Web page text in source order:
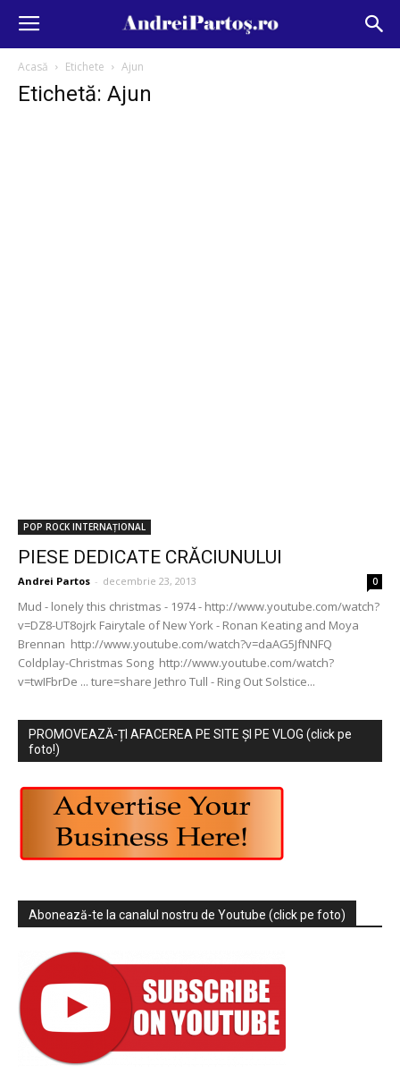
Acasă Etichete Ajun
Etichetă: Ajun
POP ROCK INTERNAȚIONAL
PIESE DEDICATE CRĂCIUNULUI
Andrei Partos - decembrie 23, 2013 0
Mud - lonely this christmas - 1974 - http://www.youtube.com/watch?
v=DZ8-UT8ojrk Fairytale of New York - Ronan Keating and Moya
Brennan http://www.youtube.com/watch?v=daAG5JfNNFQ
Coldplay-Christmas Song http://www.youtube.com/watch?
v=twIFbrDe ... ture=share Jethro Tull - Ring Out Solstice...
PROMOVEAZĂ-ȚI AFACEREA PE SITE ȘI PE VLOG (click pe
foto!)
Abonează-te la canalul nostru de Youtube (click pe foto)